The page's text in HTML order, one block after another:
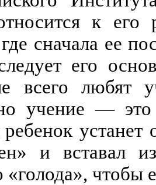
к его
сначала ее
его
всего любят
учение — это
и вставал
«голода», чтобы